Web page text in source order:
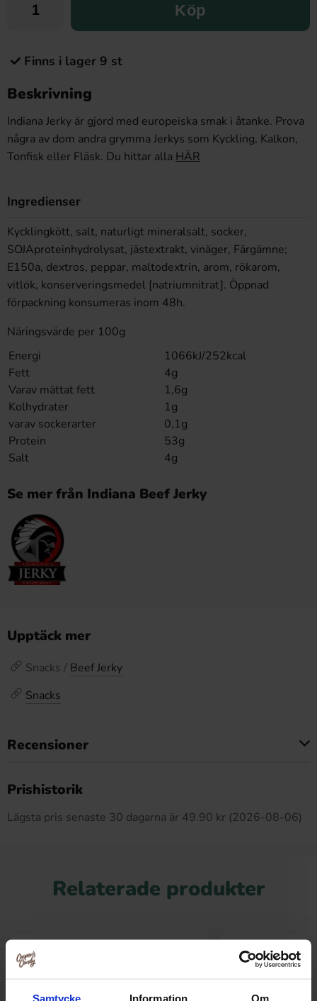
Samtycke Information Om
Köp
Finns i lager 9 st
Beskrivning
Indiana Jerky är gjord med europeiska smak i åtanke. Prova
några av dom andra grymma Jerkys som Kyckling, Kalkon,
Tonfisk eller Fläsk. Du hittar alla HÄR
Ingredienser
Kycklingkött, salt, naturligt mineralsalt, socker,
SOJAproteinhydrolysat, jästextrakt, vinäger, Färgämne;
E150a, dextros, peppar, maltodextrin, arom, rökarom,
vitlök, konserveringsmedel [natriumnitrat]. Öppnad
förpackning konsumeras inom 48h.
Näringsvärde per 100g
Energi
1066kJ/252kcal
Fett
4g
Varav mättat fett
1,6g
Kolhydrater
1g
varav sockerarter
0,1g
Protein
53g
Salt
4g
Se mer från Indiana Beef Jerky
Upptäck mer
Snacks / Beef Jerky
Snacks
Recensioner
Prishistorik
Lägsta pris senaste 30 dagarna är 49.90 kr (2026-08-06)
Relaterade produkter